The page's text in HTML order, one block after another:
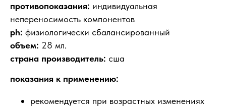
противопоказания: индивидуальная
непереносимость компонентов
ph: физиологически сбалансированный
объем: 28 мл.
страна производитель: сша
показания к применению:
рекомендуется при возрастных изменениях